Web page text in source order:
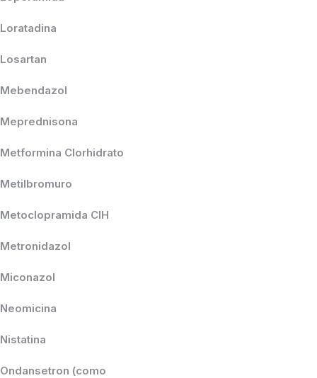
Loratadina
Losartan
Mebendazol
Meprednisona
Metformina Clorhidrato
Metilbromuro
Metoclopramida ClH
Metronidazol
Miconazol
Neomicina
Nistatina
Ondansetron (como